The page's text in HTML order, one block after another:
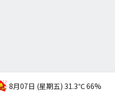
8月07日 (星期五) 31.3℃66%